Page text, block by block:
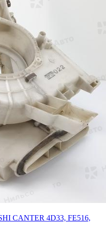
CANTER 4D33, FE516,